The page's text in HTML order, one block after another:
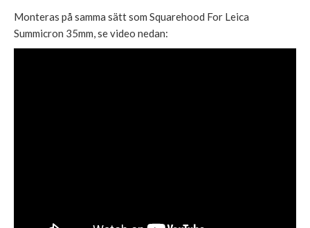
Monteras på samma sätt som Squarehood For Leica
Summicron 35mm, se video nedan: